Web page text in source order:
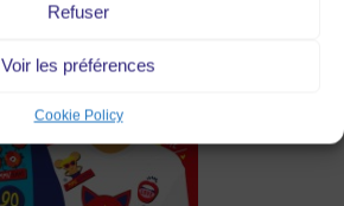
Refuser
Voir les préférences
Cookie Policy